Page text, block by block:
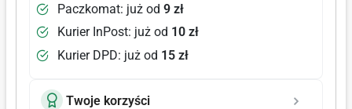
Paczkomat: już od 9 zł
Kurier InPost: już od 10 zł
Kurier DPD: już od 15 zł
Twoje korzyści